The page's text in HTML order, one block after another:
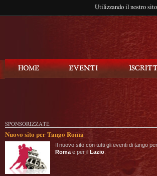
Utilizzando il nostro
SPONSORIZZATE
Nuovo sito per Tango Roma
Il nuovo sito con tutti gli eventi di tango per
Roma e per il Lazio